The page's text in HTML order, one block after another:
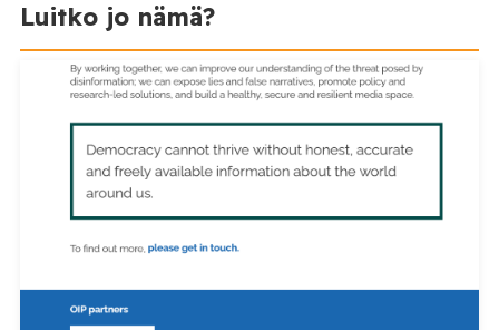
Luitko jo nämä?